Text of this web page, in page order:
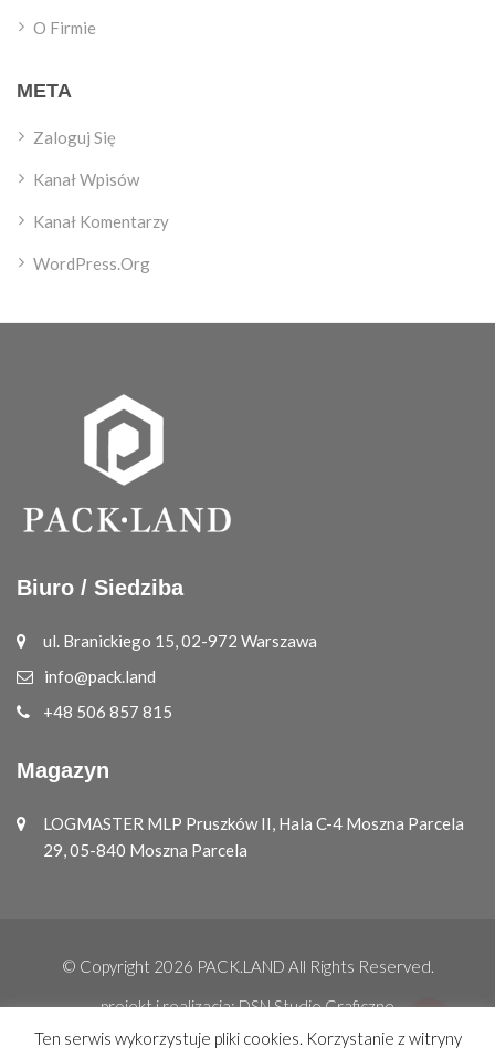
O Firmie
META
Zaloguj Się
Kanał Wpisów
Kanał Komentarzy
WordPress.org
Biuro / Siedziba
ul. Branickiego 15, 02-972 Warszawa
info@pack.land
+48 506 857 815
Magazyn
LOGMASTER MLP Pruszków II, Hala C-4 Moszna Parcela
29, 05-840 Moszna Parcela
© Copyright 2026 PACK.LAND All Rights Reserved.
projekt i realizacja:DSN Studio Graficzne
Ten serwis wykorzystuje pliki cookies. Korzystanie z witryny